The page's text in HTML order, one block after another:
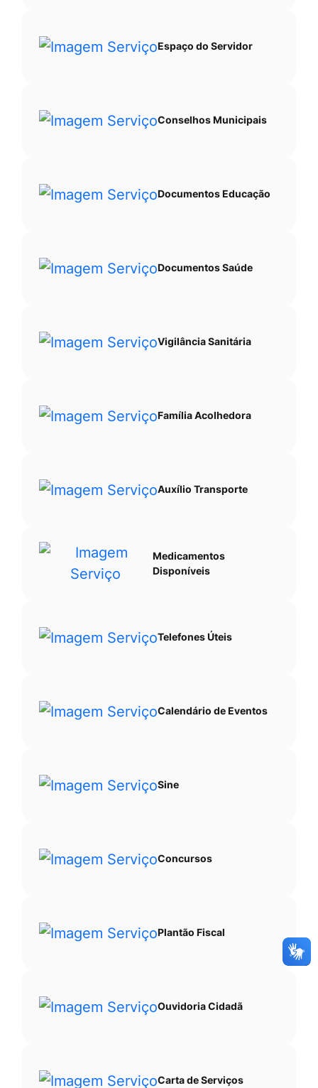
Espaço do Servidor
Conselhos Municipais
Documentos Educação
Documentos Saúde
Vigilância Sanitária
Família Acolhedora
Auxílio Transporte
Medicamentos
Disponíveis
Telefones Úteis
Calendário de Eventos
Sine
Concursos
Plantão Fiscal
Ouvidoria Cidadã
Carta de Serviços